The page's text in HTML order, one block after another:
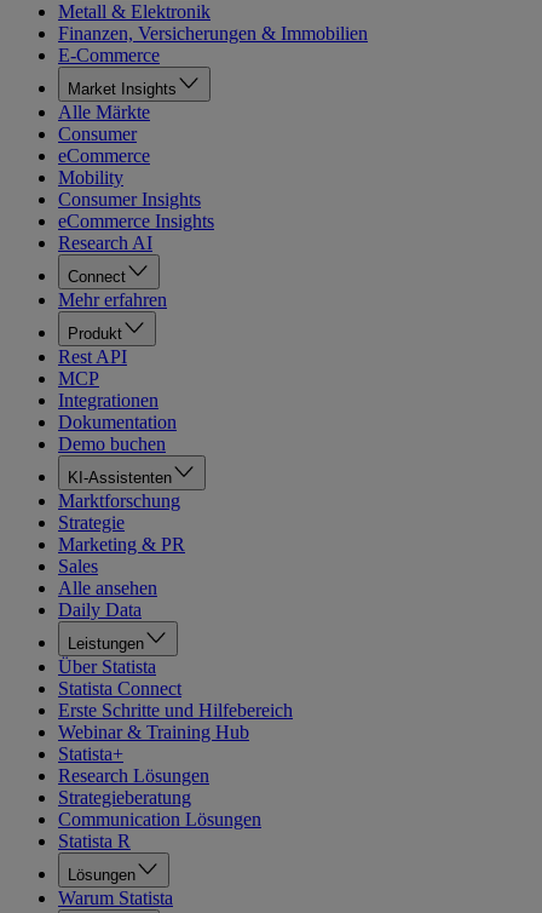
Metall & Elektronik
Finanzen, Versicherungen & Immobilien
E-Commerce
Market Insights
Alle Märkte
Consumer
eCommerce
Mobility
Consumer Insights
eCommerce Insights
Research AI
Connect
Mehr erfahren
Produkt
Rest API
MCP
Integrationen
Dokumentation
Demo buchen
KI-Assistenten
Marktforschung
Strategie
Marketing & PR
Sales
Alle ansehen
Daily Data
Leistungen
Über Statista
Statista Connect
Erste Schritte und Hilfebereich
Webinar & Training Hub
Statista+
Research Lösungen
Strategieberatung
Communication Lösungen
Statista R
Lösungen
Warum Statista